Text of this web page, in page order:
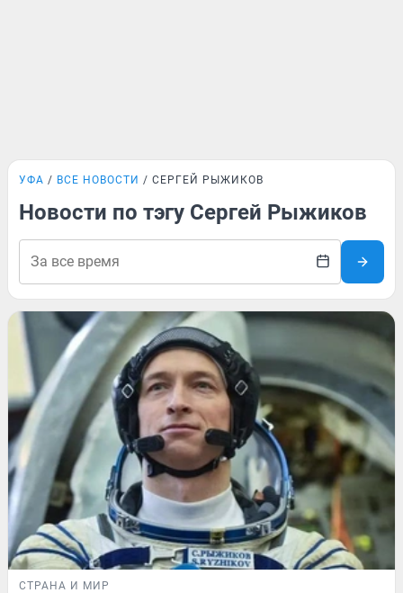
УФА ВСЕ НОВОСТИ СЕРГЕЙ РЫЖИКОВ
Новости по тэгу Сергей Рыжиков
СТРАНА И МИР